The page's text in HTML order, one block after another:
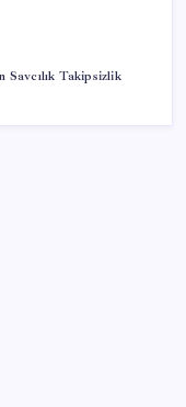
Takipsizlik